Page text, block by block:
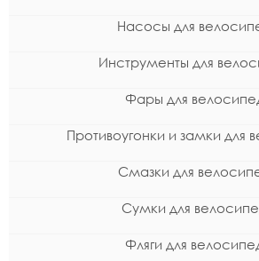
Насосы для
Инструменты для
Фары для
Противоугонки и замки для
Смазки для
Сумки для
Фляги для